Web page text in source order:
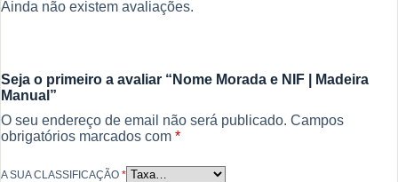
Ainda não existem avaliações.
Seja o primeiro a avaliar “Nome Morada e NIF | Madeira
Manual”
O seu endereço de email não será publicado. Campos
obrigatórios marcados com *
A SUA CLASSIFICAÇÃO *